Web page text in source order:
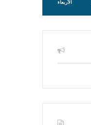
الأربعاء